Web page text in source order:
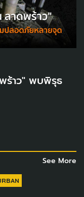
ร้าว" พบพิรุธ
See More